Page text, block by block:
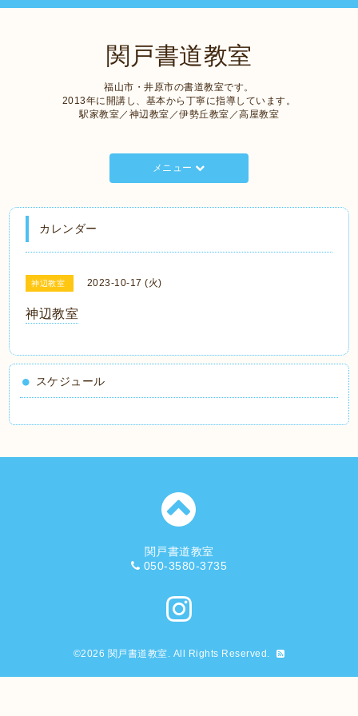
関戸書道教室
福山市・井原市の書道教室です。
2013年に開講し、基本から丁寧に指導しています。
駅家教室／神辺教室／伊勢丘教室／高屋教室
メニュー
カレンダー
神辺教室 2023-10-17 (火)
神辺教室
スケジュール
関戸書道教室
050-3580-3735
©2026 関戸書道教室. All Rights Reserved.